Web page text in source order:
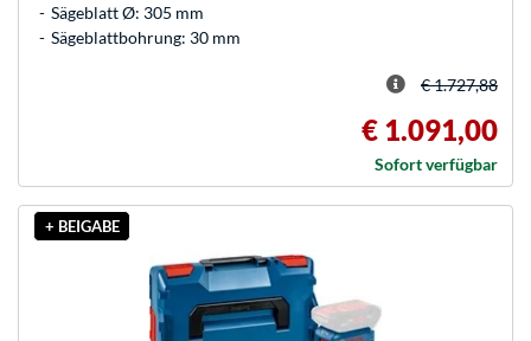
Sägeblatt Ø: 305 mm
Sägeblattbohrung: 30 mm
€ 1.727,88
€ 1.091,00
Sofort verfügbar
+ BEIGABE